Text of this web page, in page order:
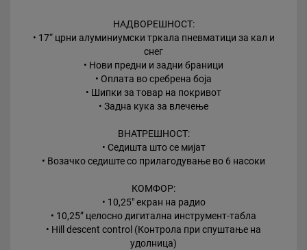
НАДВОРЕШНОСТ:
• 17“ црни алуминиумски тркала пневматици за кал и
снег
• Нови предни и задни браници
• Оплата во сребрена боја
• Шипки за товар на покривот
• Задна кука за влечење
ВНАТРЕШНОСТ:
• Седишта што се мијат
• Возачко седиште со прилагодување во 6 насоки
КОМФОР:
• 10,25" екран на радио
• 10,25” целосно дигитална инструмент-табла
• Hill descent control (Контрола при спуштање на
удолница)